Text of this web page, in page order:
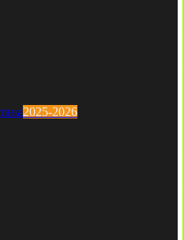
2025-2026